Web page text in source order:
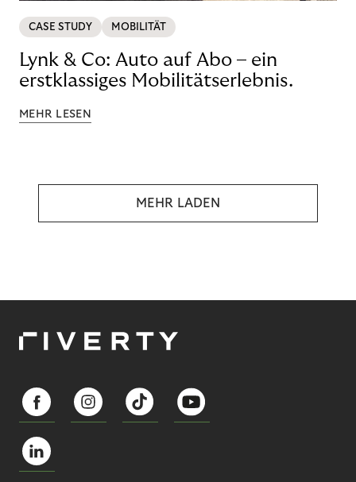
CASE STUDY MOBILITÄT
Lynk & Co: Auto auf Abo – ein
erstklassiges Mobilitätserlebnis.
MEHR LESEN
MEHR LADEN